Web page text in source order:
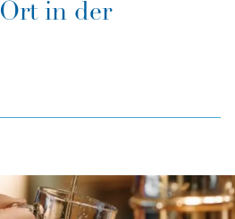
in der